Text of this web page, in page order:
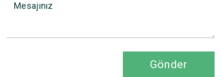
Mesajınız
Gönder